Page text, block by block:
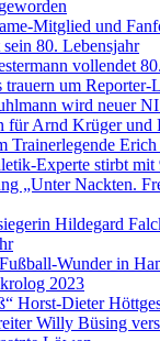
Mitglied und
80. Lebensjahr
vollendet
trauern um
wird neuer
für Arnd Krüger und
Trainerlegende
Experte stirbt mit
„Unter Nackten.
Hildegard
Wunder in
2023
Horst-Dieter
Willy Büsing